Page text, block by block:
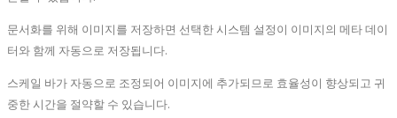
문서화를 위해 이미지를 저장하면 선택한 시스템 설정이 이미지의 메타 데이
터와 함께 자동으로 저장됩니다.
스케일 바가 자동으로 조정되어 이미지에 추가되므로 효율성이 향상되고 귀
중한 시간을 절약할 수 있습니다.